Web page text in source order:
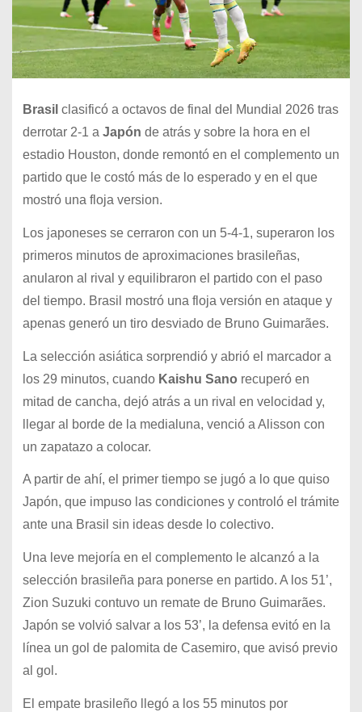
Brasil clasificó a octavos de final del Mundial 2026 tras
derrotar 2-1 a Japón de atrás y sobre la hora en el
estadio Houston, donde remontó en el complemento un
partido que le costó más de lo esperado y en el que
mostró una floja version.
Los japoneses se cerraron con un 5-4-1, superaron los
primeros minutos de aproximaciones brasileñas,
anularon al rival y equilibraron el partido con el paso
del tiempo. Brasil mostró una floja versión en ataque y
apenas generó un tiro desviado de Bruno Guimarães.
La selección asiática sorprendió y abrió el marcador a
los 29 minutos, cuando Kaishu Sano recuperó en
mitad de cancha, dejó atrás a un rival en velocidad y,
llegar al borde de la medialuna, venció a Alisson con
un zapatazo a colocar.
A partir de ahí, el primer tiempo se jugó a lo que quiso
Japón, que impuso las condiciones y controló el trámite
ante una Brasil sin ideas desde lo colectivo.
Una leve mejoría en el complemento le alcanzó a la
selección brasileña para ponerse en partido. A los 51’,
Zion Suzuki contuvo un remate de Bruno Guimarães.
Japón se volvió salvar a los 53’, la defensa evitó en la
línea un gol de palomita de Casemiro, que avisó previo
al gol.
El empate brasileño llegó a los 55 minutos por